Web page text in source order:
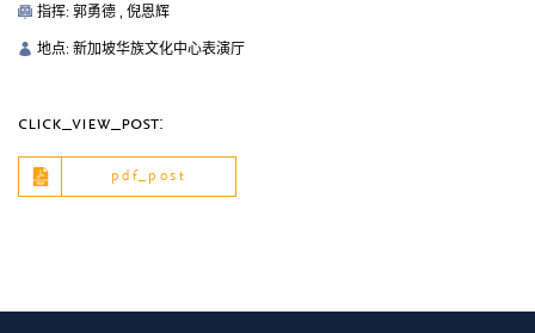
指挥: 郭勇德 , 倪恩辉
地点: 新加坡华族文化中心表演厅
click_view_post:
pdf_post